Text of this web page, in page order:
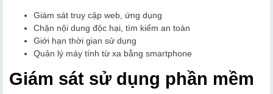
Giám sát truy cập web, ứng dụng
Chặn nội dung độc hại, tìm kiếm an toàn
Giới hạn thời gian sử dụng
Quản lý máy tính từ xa bằng smartphone
Giám sát sử dụng phần mềm